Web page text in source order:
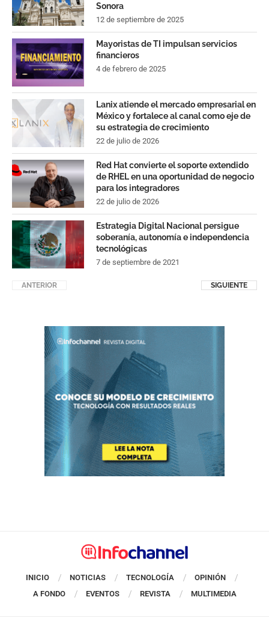
Sonora
12 de septiembre de 2025
Mayoristas de TI impulsan servicios
financieros
4 de febrero de 2025
Lanix atiende el mercado empresarial en
México y fortalece al canal como eje de
su estrategia de crecimiento
22 de julio de 2026
Red Hat convierte el soporte extendido
de RHEL en una oportunidad de negocio
para los integradores
22 de julio de 2026
Estrategia Digital Nacional persigue
soberanía, autonomía e independencia
tecnológicas
7 de septiembre de 2021
ANTERIOR SIGUIENTE
INICIO NOTICIAS TECNOLOGÍA
OPINIÓN
A FONDO
EVENTOS REVISTA MULTIMEDIA